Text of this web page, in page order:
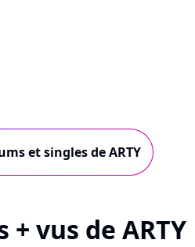
et singles de ARTY
vus de ARTY